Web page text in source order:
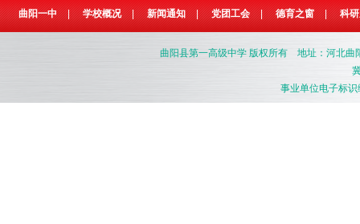
曲阳一中 | 学校概况 | 新闻通知 | 党团工会 | 德育之窗 | 科
曲阳县第一高级中学 版权所有 地址：河北曲
事业单位电子标识